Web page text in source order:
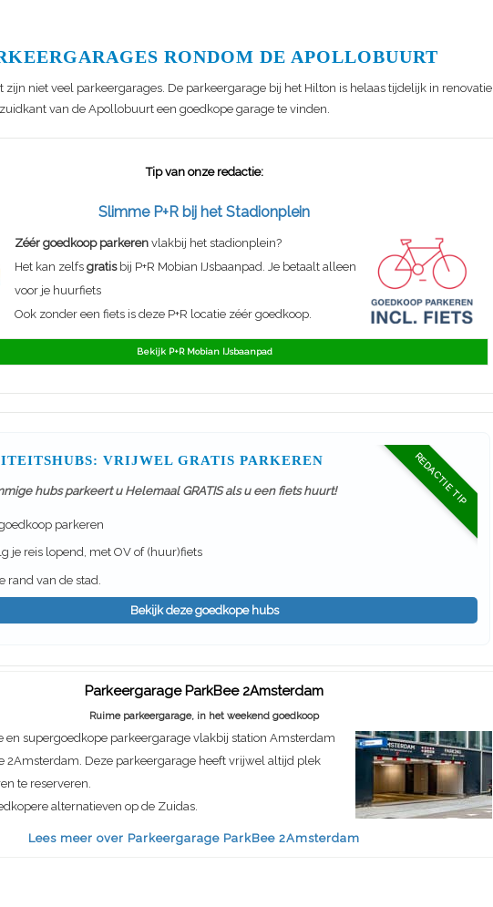
RONDOM DE APOLLOBUURT
zijn niet veel parkeergarages. De parkeergarage bij het Hilton is helaas tijdelijk in renovatie.
van de Apollobuurt een goedkope garage te vinden.
Tip van onze redactie:
Slimme P+R bij het Stadionplein
Zéér goedkoop parkerenvlakbij het stadionplein?
Het kan zelfs gratisbij P+R Mobian IJsbaanpad. Je betaalt alleen
voor je huurfiets
Ook zonder een fiets is deze P+R locatie zéér goedkoop.
Bekijk P+R Mobian IJsbaanpad
REDACTIE TIP
VRIJWEL GRATIS PARKEREN
hubs parkeert u Helemaal GRATIS als u een fiets huurt!
parkeren
je reis lopend, met OV of (huur)fiets
rand van de stad.
Bekijk deze goedkope hubs
Parkeergarage ParkBee 2Amsterdam
Ruime parkeergarage, in het weekend goedkoop
en supergoedkope parkeergarage vlakbij station Amsterdam
2Amsterdam. Deze parkeergarage heeft vrijwel altijd plek
te reserveren.
alternatieven op de Zuidas.
Lees meer over Parkeergarage ParkBee 2Amsterdam